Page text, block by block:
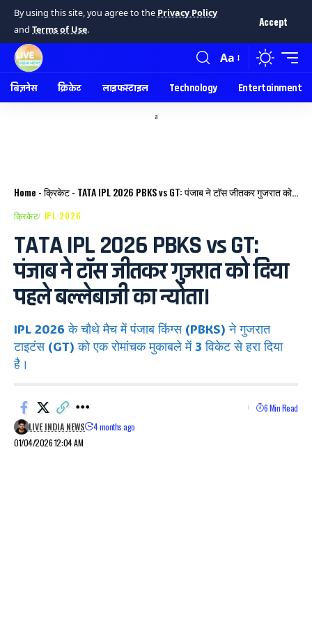
By using this site, you agree to the Privacy Policy
and Terms of Use.
Accept
Aa
बिज़नेस क्रिकेट लाइफस्टाइल Technology Entertainment
a
Home -क्रिकेट- TATA IPL 2026 PBKS vs GT: पंजाब ने टॉस जीतकर गुजरात को दिया पहले बल्लेबाजी का न्योता।
क्रिकेट IPL 2026
TATA IPL 2026 PBKS vs GT:
पंजाब ने टॉस जीतकर गुजरात को दिया
पहले बल्लेबाजी का न्योता।
IPL 2026 के चौथे मैच में पंजाब किंग्स (PBKS) ने गुजरात
टाइटंस (GT) को एक रोमांचक मुकाबले में 3 विकेट से हरा दिया
है।
01/04/2026 12:04 AM
LIVE INDIA NEWS 4 months ago
6 Min Read